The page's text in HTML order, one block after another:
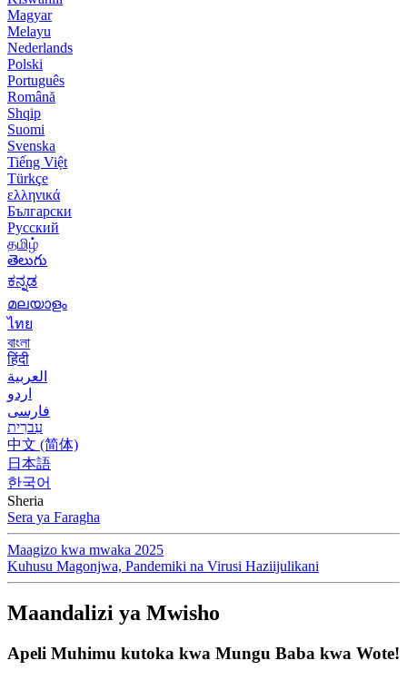
Magyar
Melayu
Nederlands
Polski
Português
Română
Shqip
Suomi
Svenska
Tiếng Việt
Türkçe
ελληνικά
Български
Русский
தமிழ்
తెలుగు
ಕನ್ನಡ
മലയാളം
ไทย
বাংলা
हिंदी
العربية
اردو
فارسی
עִברִית
中文 (简体)
日本語
한국어
Sheria
Sera ya Faragha
Maagizo kwa mwaka 2025
Kuhusu Magonjwa, Pandemiki na Virusi Haziijulikani
Maandalizi ya Mwisho
Apeli Muhimu kutoka kwa Mungu Baba kwa Wote!